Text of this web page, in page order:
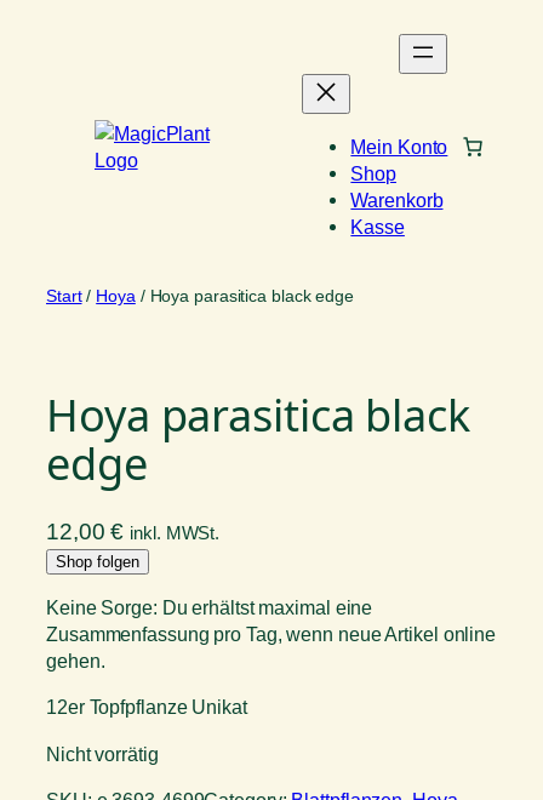
Mein Konto
Shop
Warenkorb
Kasse
Start/ Hoya / Hoya parasitica black edge
Hoya parasitica black
edge
12,00€ inkl. MWSt.
Shop folgen
Keine Sorge: Du erhältst maximal eine
Zusammenfassung pro Tag, wenn neue Artikel online
gehen.
12er Topfpflanze Unikat
Nicht vorrätig